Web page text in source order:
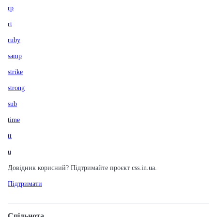
rp
rt
ruby
samp
strike
strong
sub
time
tt
u
Довідник корисний? Підтримайте проєкт css.in.ua.
Підтримати